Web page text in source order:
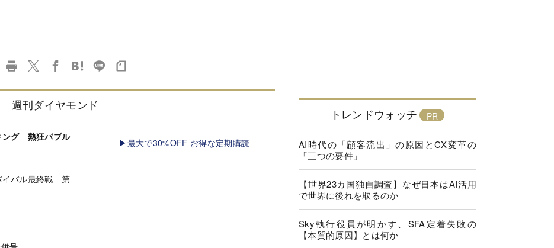
週刊ダイヤモンド
ング 熱狂バブル
イバル最終戦 第
▶最大で30%OFF お得な定期購読
トレンドウォッチ
AI時代の「顧客流出」の原因とCX変革の
「三つの要件」
【世界23カ国独自調査】なぜ日本はAI活用
で世界に後れを取るのか
Sky執行役員が明かす、SFA定着失敗の
【本質的原因】とは何か